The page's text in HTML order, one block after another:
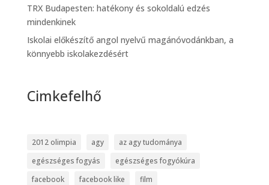
TRX Budapesten: hatékony és sokoldalú edzés
mindenkinek
Iskolai előkészítő angol nyelvű magánóvodánkban, a
könnyebb iskolakezdésért
Cimkefelhő
2012 olimpia agy
az agy tudománya
egészséges fogyás
egészséges fogyókúra
facebook
facebook like
film